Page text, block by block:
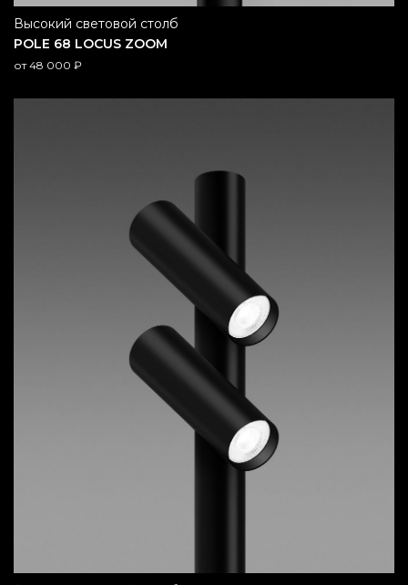
POLE 68 LOCUS ZOOM
высокий световой столб
от48 000 ₽